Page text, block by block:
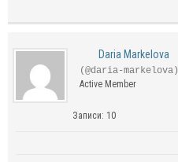
Daria Markelova
(@daria-markelova)
Active Member
Записи: 10